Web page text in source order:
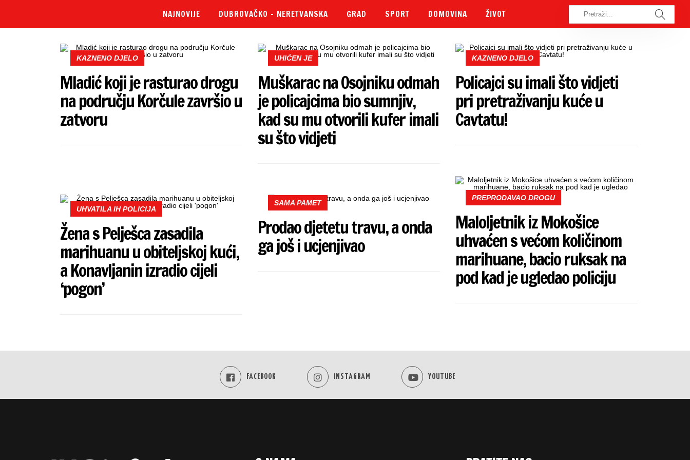
NAJNOVIJE DUBROVAČKO – NERETVANSKA GRAD SPORT DOMOVINA ŽIVOT
KAZNENO DJELO
Mladić koji je rasturao drogu
na području Korčule završio u
zatvoru
UHIĆEN JE
Muškarac na Osojniku odmah
je policajcima bio sumnjiv,
kad su mu otvorili kufer imali
su što vidjeti
KAZNENO DJELO
Policajci su imali što vidjeti
pri pretraživanju kuće u
Cavtatu!
PREPRODAVAO DROGU
Maloljetnik iz Mokošice
uhvaćen s većom količinom
marihuane, bacio ruksak na
pod kad je ugledao policiju
UHVATILA IH POLICIJA
Žena s Pelješca zasadila
marihuanu u obiteljskoj kući,
a Konavljanin izradio cijeli
‘pogon’
SAMA PAMET
Prodao djetetu travu, a onda
ga još i ucjenjivao
FACEBOOK INSTAGRAM YOUTUBE